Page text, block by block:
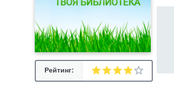
Рейтинг: